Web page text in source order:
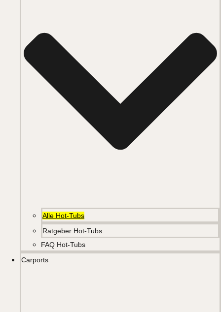
Alle Hot-Tubs
Ratgeber Hot-Tubs
FAQ Hot-Tubs
Carports